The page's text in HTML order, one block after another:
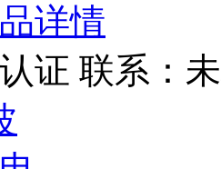
详情
证 联系：